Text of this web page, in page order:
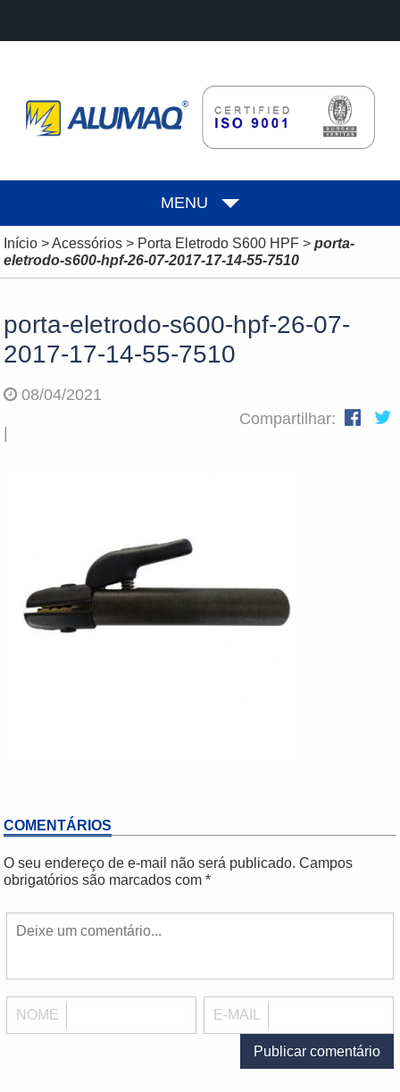
MENU
Início>Acessórios> Porta Eletrodo S600 HPF> porta-
eletrodo-s600-hpf-26-07-2017-17-14-55-7510
porta-eletrodo-s600-hpf-26-07-
2017-17-14-55-7510
08/04/2021
|
Compartilhar:
COMENTÁRIOS
O seu endereço de e-mail não será publicado. Campos
obrigatórios são marcados com *
NOME E-MAIL